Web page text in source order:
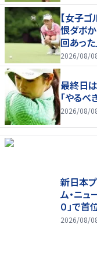
【女子
恨ダボ
回あった
2026/08/
最終日
「やるべ
2026/08/
新日本プ
ム・ニュ
０」で
2026/08/